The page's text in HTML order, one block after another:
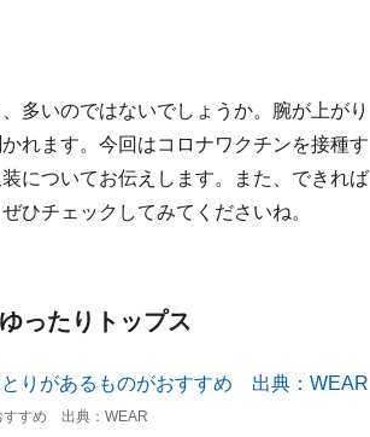
多いのではないでしょうか。腕が上がり
れます。今回はコロナワクチンを接種す
についてお伝えします。また、できれば
ひチェックしてみてくださいね。
ったりトップス
すすめ 出典：WEAR